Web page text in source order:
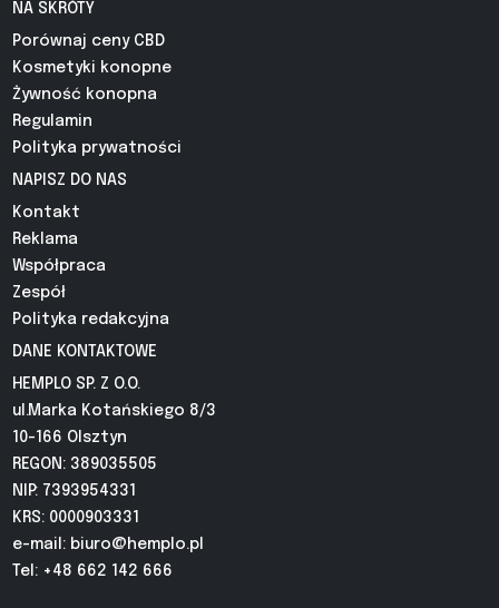
NA SKRÓTY
Porównaj ceny CBD
Kosmetyki konopne
Żywność konopna
Regulamin
Polityka prywatności
NAPISZ DO NAS
Kontakt
Reklama
Współpraca
Zespół
Polityka redakcyjna
DANE KONTAKTOWE
HEMPLO SP. Z O.O.
ul.Marka Kotańskiego 8/3
10-166 Olsztyn
REGON: 389035505
NIP: 7393954331
KRS: 0000903331
e-mail: biuro@hemplo.pl
Tel: +48 662 142 666